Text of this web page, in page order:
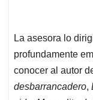
La asesora lo
profundamente
conocer al autor
desbarrancadero,